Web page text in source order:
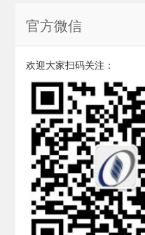
官方微信
欢迎大家扫码关注：